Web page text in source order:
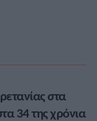
στα
34 της χρόνια